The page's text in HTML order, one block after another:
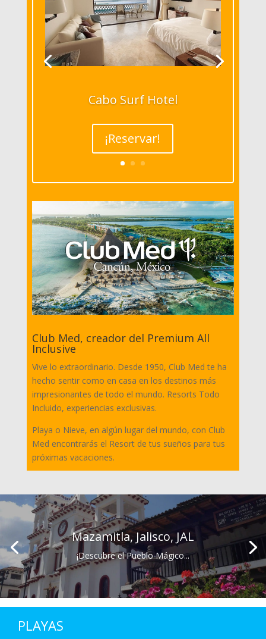
Cabo Surf Hotel
¡Reservar!
Club Med, creador del Premium All
Inclusive
Vive lo extraordinario. Desde 1950, Club Med te ha
hecho sentir como en casa en los destinos más
impresionantes de todo el mundo. Resorts Todo
Incluido, experiencias exclusivas.
Playa o Nieve, en algún lugar del mundo, con Club
Med encontrarás el Resort de tus sueños para tus
próximas vacaciones.
Mazamitla, Jalisco, JAL
¡Descubre el Pueblo Mágico...
PLAYAS